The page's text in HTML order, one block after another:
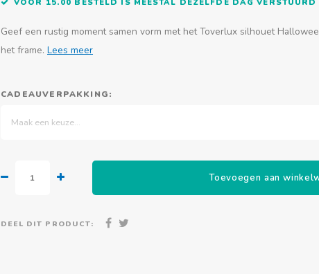
VOOR 15.00 BESTELD IS MEESTAL DEZELFDE DAG VERSTUURD
Geef een rustig moment samen vorm met het Toverlux silhouet
het frame. Lees meer
CADEAUVERPAKKING:
Maak een keuze...
Toevoegen aan
DEEL DIT PRODUCT: